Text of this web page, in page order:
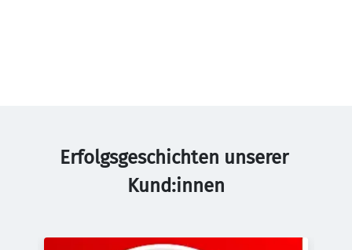
Erfolgsgeschichten unserer
Kund:innen